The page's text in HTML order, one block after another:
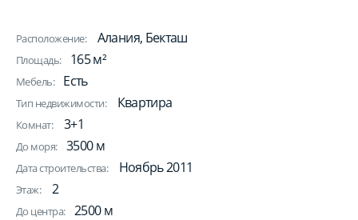
Расположение: Алания, Бекташ
Площадь: 165 м²
Мебель: Есть
Тип недвижимости: Квартира
Комнат: 3+1
До моря: 3500 м
Дата строительства: Ноябрь 2011
Этаж: 2
До центра: 2500 м